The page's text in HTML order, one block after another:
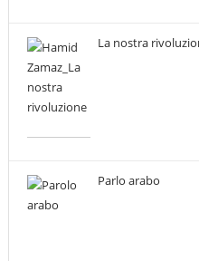
La nostra
Parlo arabo